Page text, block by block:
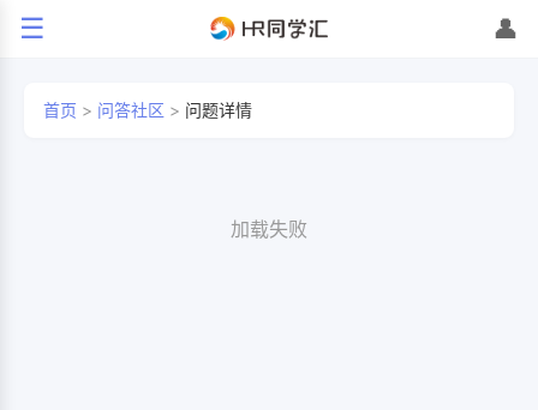
☰ 👤
首页 > 问答社区 > 问题详情
加载失败